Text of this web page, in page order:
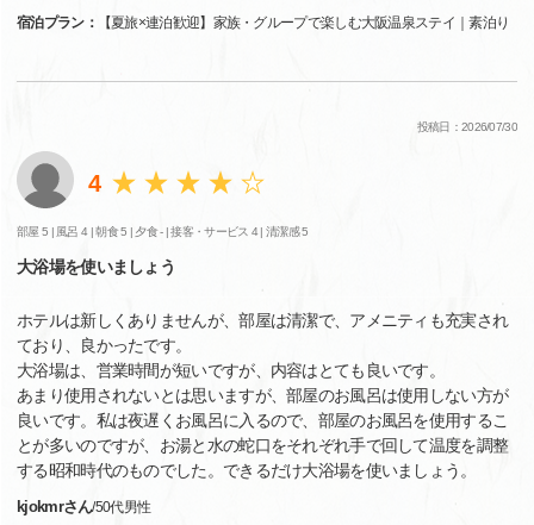
宿泊プラン：
【夏旅×連泊歓迎】家族・グループで楽しむ大阪温泉ステイ｜素泊り
投稿日：2026/07/30
4
部屋 5 | 風呂 4 |朝食 5 | 夕食 - |接客・サービス 4 |清潔感 5
大浴場を使いましょう
ホテルは新しくありませんが、部屋は清潔で、アメニティも充実され
ており、良かったです。
大浴場は、営業時間が短いですが、内容はとても良いです。
あまり使用されないとは思いますが、部屋のお風呂は使用しない方が
良いです。私は夜遅くお風呂に入るので、部屋のお風呂を使用するこ
とが多いのですが、お湯と水の蛇口をそれぞれ手で回して温度を調整
する昭和時代のものでした。できるだけ大浴場を使いましょう。
kjokmrさん/50代男性